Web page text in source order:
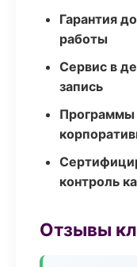
Гарантия
работы
Сервис в
запись
Программы
контроль
Отзывы